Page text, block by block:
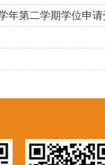
年第二学期学位申请